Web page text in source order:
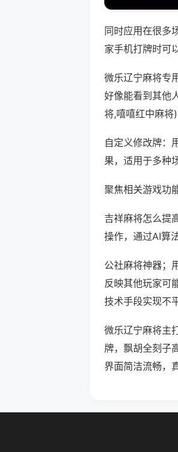
同时应用在很多
家手机打牌时可
微乐辽宁麻将专
好像能看到其他
将,嘻嘻红中麻将
自定义修改牌：
果，适用于多种
聚焦相关游戏功
吉祥麻将怎么提
操作，通过AI算
公社麻将神器；
反映其他玩家可
技术手段实现不
微乐辽宁麻将主
牌，飘胡全刻子
界面简洁流畅，